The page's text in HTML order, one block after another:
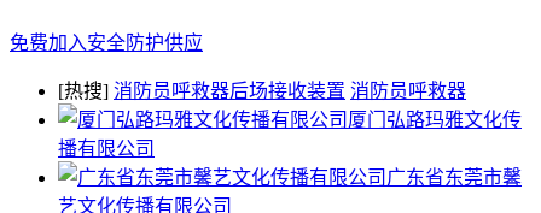
免费加入安全防护供应
[热搜] 消防员呼救器后场接收装置 消防员呼救器
厦门弘路玛雅文化传
播有限公司
广东省东莞市馨
艺文化传播有限公司